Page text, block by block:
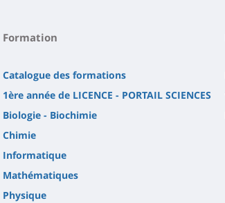
Formation
Catalogue des formations
1ère année de LICENCE - PORTAIL SCIENCES
Biologie - Biochimie
Chimie
Informatique
Mathématiques
Physique